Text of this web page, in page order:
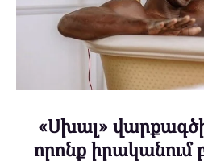
«Սխալ»
որոնք իրականում